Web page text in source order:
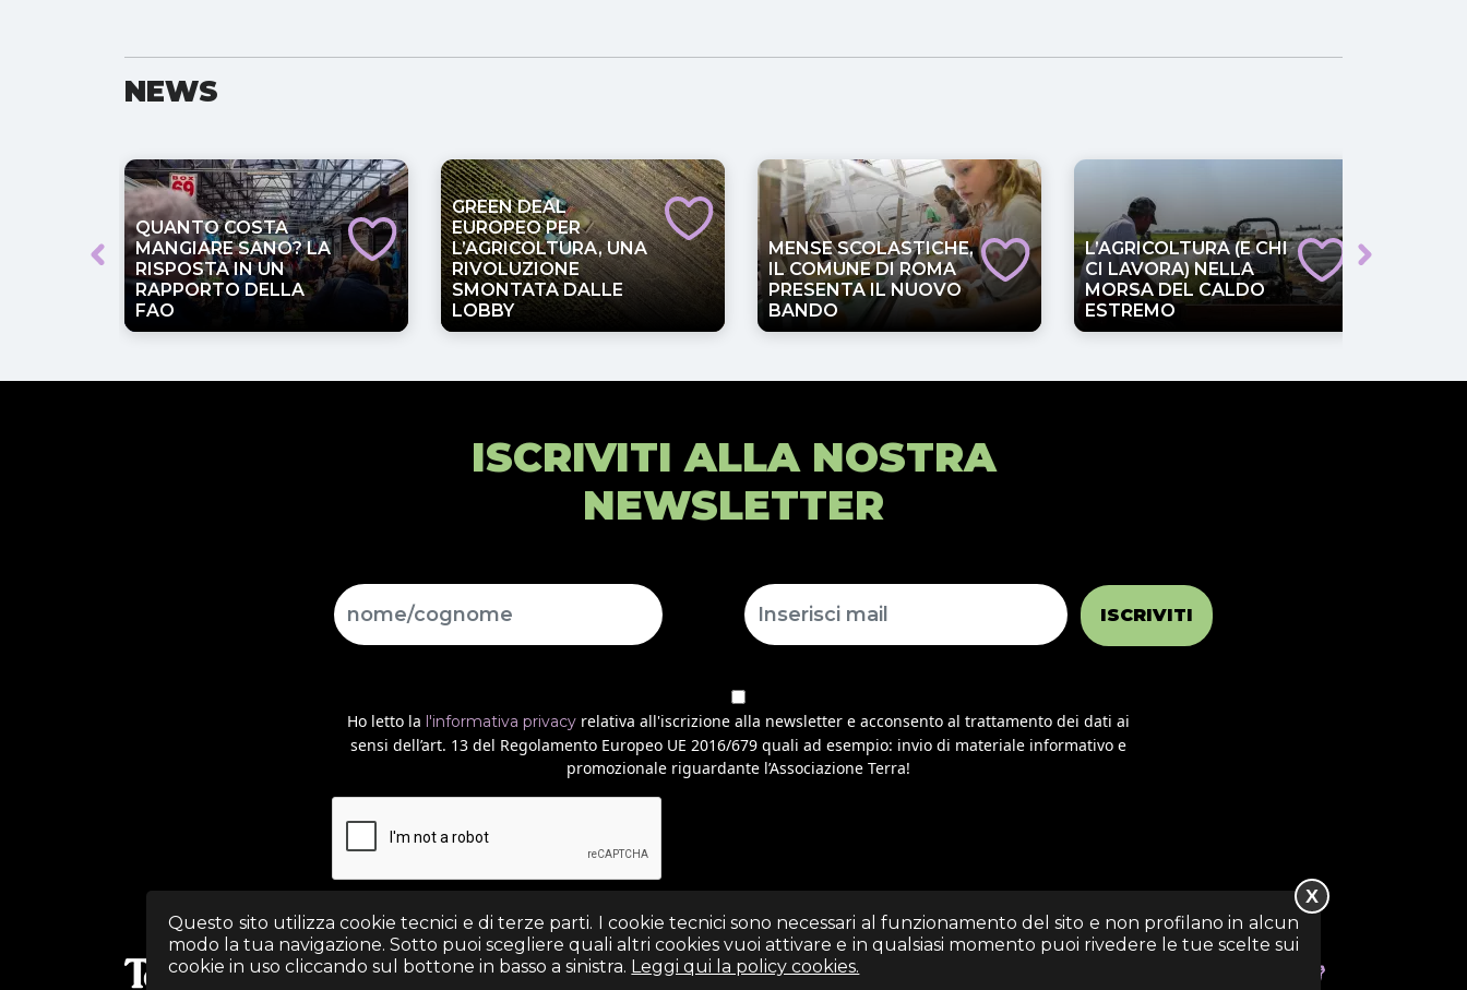
NEWS
QUANTO COSTA
MANGIARE SANO? LA
RISPOSTA IN UN
RAPPORTO DELLA
FAO
GREEN DEAL
EUROPEO PER
L’AGRICOLTURA, UNA
RIVOLUZIONE
SMONTATA DALLE
LOBBY
MENSE SCOLASTICHE,
IL COMUNE DI ROMA
PRESENTA IL NUOVO
BANDO
L’AGRICOLTURA (E CHI
CI LAVORA) NELLA
MORSA DEL CALDO
ESTREMO
ISCRIVITI ALLA NOSTRA
NEWSLETTER
ISCRIVITI
Ho letto la l'informativa privacy relativa all'iscrizione alla newsletter e acconsento al trattamento dei dati ai
sensi dell’art. 13 del Regolamento Europeo UE 2016/679 quali ad esempio: invio di materiale informativo e
promozionale riguardante l’Associazione Terra!
(+39) 06 69352313 - Via Arezzo n. 18 - 00161- Roma
Questo sito utilizza cookie tecnici e di terze parti. I cookie tecnici sono necessari al funzionamento del sito e non profilano in alcun
modo la tua navigazione. Sotto puoi scegliere quali altri cookies vuoi attivare e in qualsiasi momento puoi rivedere le tue scelte sui
cookie in uso cliccando sul bottone in basso a sinistra. Leggi qui la policy cookies.
X